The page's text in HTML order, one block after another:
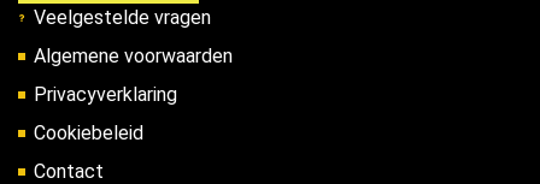
Veelgestelde vragen
Algemene voorwaarden
Privacyverklaring
Cookiebeleid
Contact